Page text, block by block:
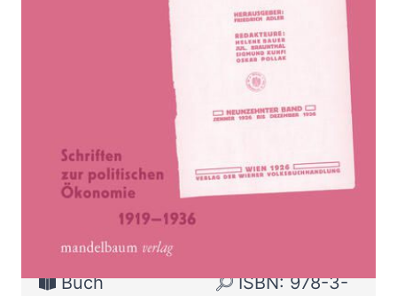
Zur Wunschliste hinzufügen
Schriften zur politischen Ökonomie 1919–1936
Verlag:
Mandelbaum
Verlag eG
Buch
Buch
ISBN: 978-3-